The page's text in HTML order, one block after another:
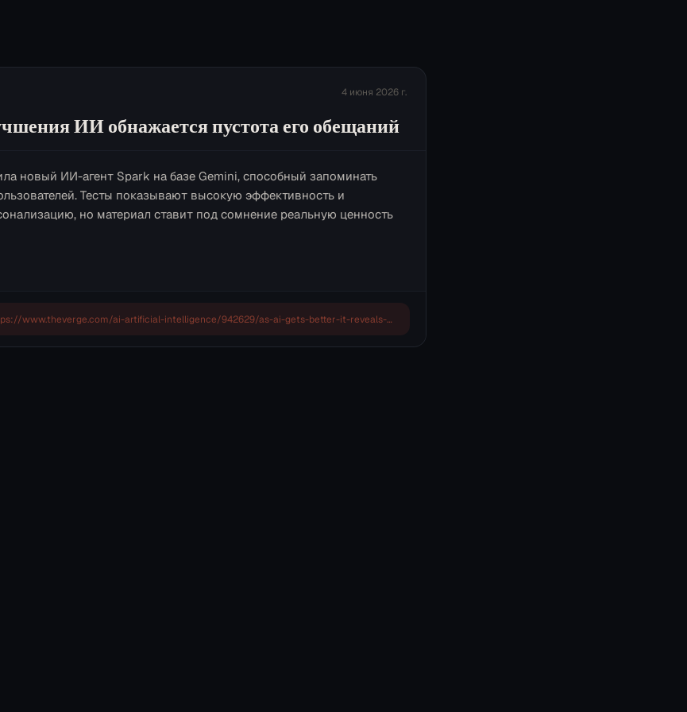
4 июня 2026 г.
ИИ обнажается пустота его обещаний
новый ИИ-агент Spark на базе Gemini, способный запоминать
Тесты показывают высокую эффективность и
но материал ставит под сомнение реальную ценность
https://www.theverge.com/ai-artificial-intelligence/942629/as-ai-gets-better-it-reveals-an-empty-promise